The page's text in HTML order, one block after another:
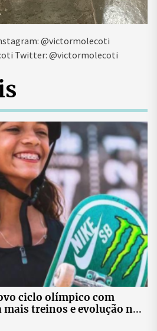
@victormolecoti
Twitter: @victormolecoti
ciclo olímpico com
treinos e evolução no